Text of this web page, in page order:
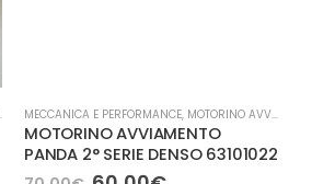
MECCANICA E PERFORMANCE, MOTORINO AVVIAMENTO
MOTORINO AVVIAMENTO
PANDA 2° SERIE DENSO 63101022